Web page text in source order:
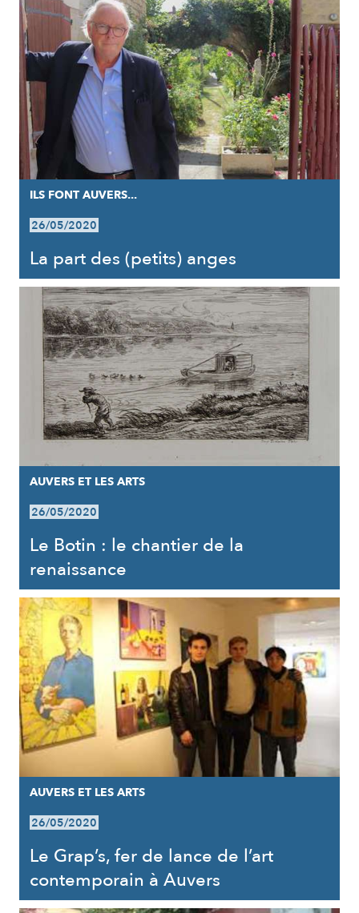
ILS FONT AUVERS...
26/05/2020
La part des (petits) anges
AUVERS ET LES ARTS
26/05/2020
Le Botin : le chantier de la
renaissance
AUVERS ET LES ARTS
26/05/2020
Le Grap’s, fer de lance de l’art
contemporain à Auvers